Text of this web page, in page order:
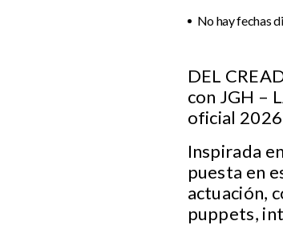
No hay fechas
DEL
con JGH –
oficial
Inspirada
puesta en
actuación,
puppets,